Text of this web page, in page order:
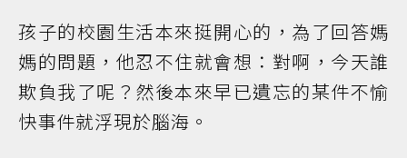
孩子的校園生活本來挺開心的，為了回答媽
媽的問題，他忍不住就會想：對啊，今天誰
欺負我了呢？然後本來早已遺忘的某件不愉
快事件就浮現於腦海。